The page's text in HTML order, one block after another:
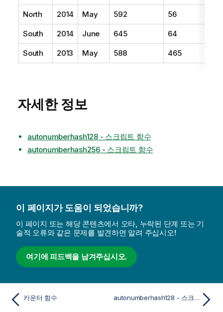
North 2014 May 592 56
South 2014 June 645 64
South 2013 May 588 465
자세한 정보
autonumberhash128 - 스크립트 함수
autonumberhash256 - 스크립트 함수
이 페이지가 도움이 되었습니까?
이 페이지 또는 해당 콘텐츠에서 오타, 누락된 단계 또는 기
술적 오류와 같은 문제를 발견하면 알려 주십시오!
여기에 피드백을 남겨주십시오.
카운터 함수 autonumberhash128 - 스크립트 함수